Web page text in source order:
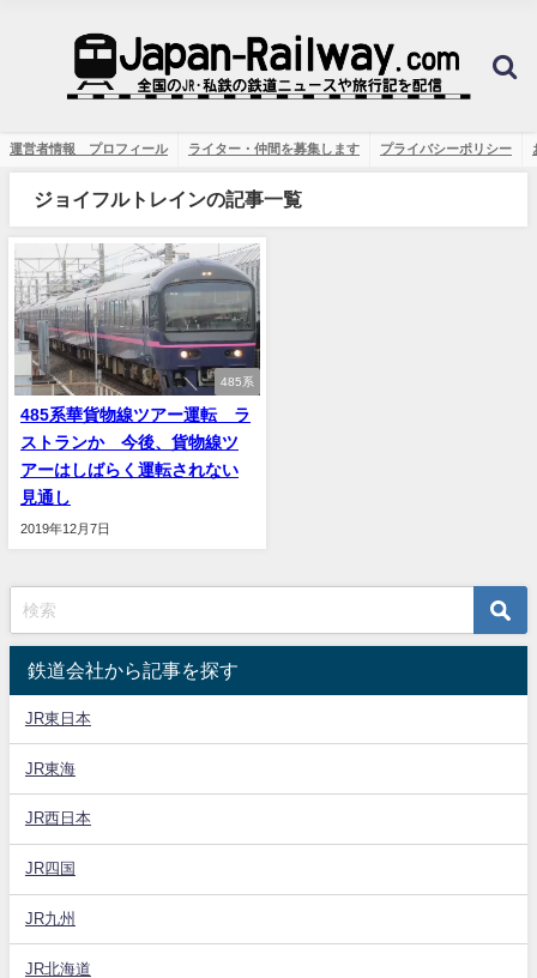
運営者情報 プロフィール ライター・仲間を募集します プライバシーポリシー
ジョイフルトレインの記事一覧
485系
485系華貨物線ツアー運転 ラ
ストランか 今後、貨物線ツ
アーはしばらく運転されない
見通し
2019年12月7日
鉄道会社から記事を探す
JR東日本
JR東海
JR西日本
JR四国
JR九州
JR北海道